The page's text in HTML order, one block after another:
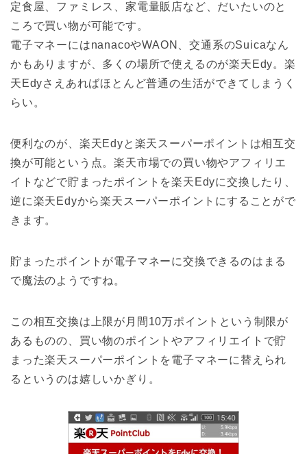
定食屋、ファミレス、家電量販店など、だいたいのと
ころで買い物が可能です。
電子マネーにはnanacoやWAON、交通系のSuicaなん
かもありますが、多くの場所で使えるのが楽天Edy。楽
天Edyさえあればほとんど普通の生活ができてしまうく
らい。
便利なのが、楽天Edyと楽天スーパーポイントは相互交
換が可能という点。楽天市場での買い物やアフィリエ
イトなどで貯まったポイントを楽天Edyに交換したり、
逆に楽天Edyから楽天スーパーポイントにすることがで
きます。
貯まったポイントが電子マネーに交換できるのはまる
で魔法のようですね。
この相互交換は上限が月間10万ポイントという制限が
あるものの、買い物のポイントやアフィリエイトで貯
まった楽天スーパーポイントを電子マネーに替えられ
るというのは嬉しいかぎり。